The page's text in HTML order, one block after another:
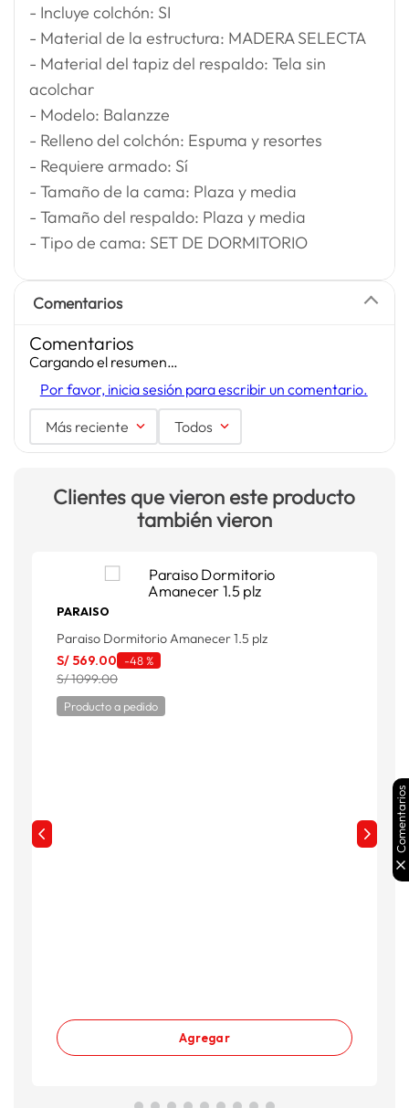
- Incluye colchón: SI
- Material de la estructura: MADERA SELECTA
- Material del tapiz del respaldo: Tela sin
acolchar
- Modelo: Balanzze
- Relleno del colchón: Espuma y resortes
- Requiere armado: Sí
- Tamaño de la cama: Plaza y media
- Tamaño del respaldo: Plaza y media
- Tipo de cama: SET DE DORMITORIO
Comentarios
Comentarios
Cargando el resumen…
Por favor, inicia sesión para escribir un comentario.
Más reciente Todos
Clientes que vieron este producto
también vieron
PARAISO
Paraiso Dormitorio Amanecer 1.5 plz
S/ 569.00 -48 %
S/ 1099.00
Producto a pedido
Agregar
Comentarios